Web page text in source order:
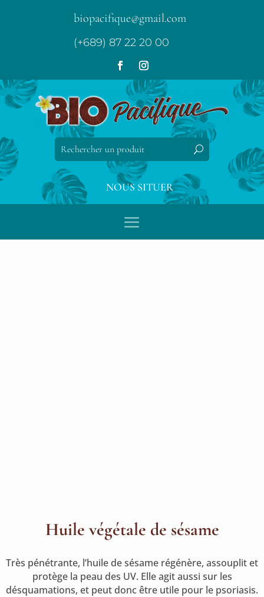
biopacifique@gmail.com
(+689) 87 22 20 00
NOUS SITUER
Huile végétale de sésame
Très pénétrante, l’huile de sésame régénère, assouplit et
protège la peau des UV. Elle agit aussi sur les
désquamations, et peut donc être utile pour le psoriasis.